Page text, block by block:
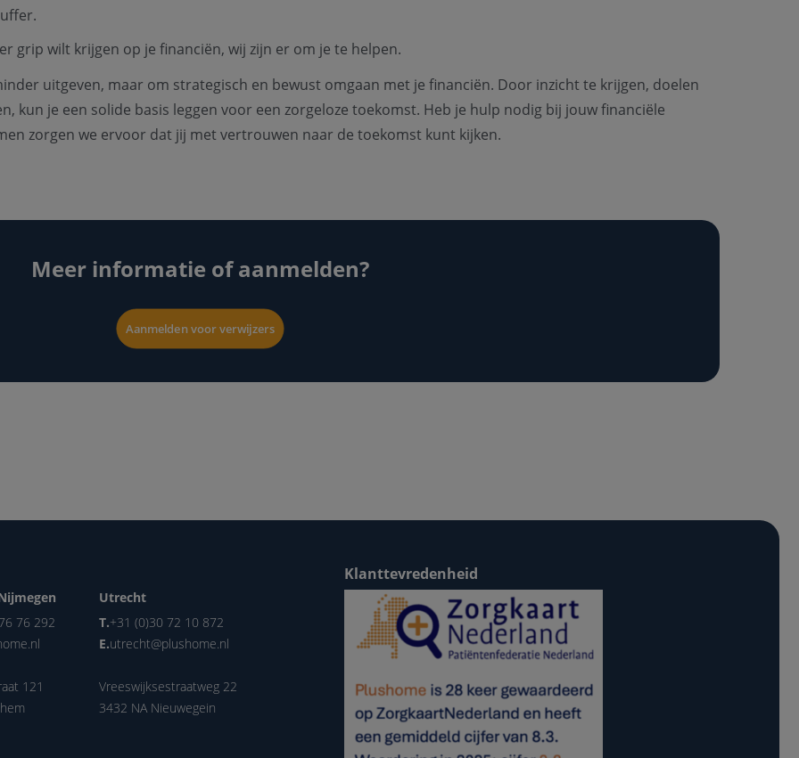
grip wilt krijgen op je financiën, wij zijn er om je te helpen.
uitgeven, maar om strategisch en bewust omgaan met je financiën. Door inzicht te krijgen, doelen
kun je een solide basis leggen voor een zorgeloze toekomst. Heb je hulp nodig bij jouw financiële
zorgen we ervoor dat jij met vertrouwen naar de toekomst kunt kijken.
Meer informatie of aanmelden?
Aanmelden voor verwijzers
76 292
121
Utrecht
T.+31 (0)30 72 10 872
E.utrecht@plushome.nl
Vreeswijksestraatweg 22
3432 NA Nieuwegein
Klanttevredenheid